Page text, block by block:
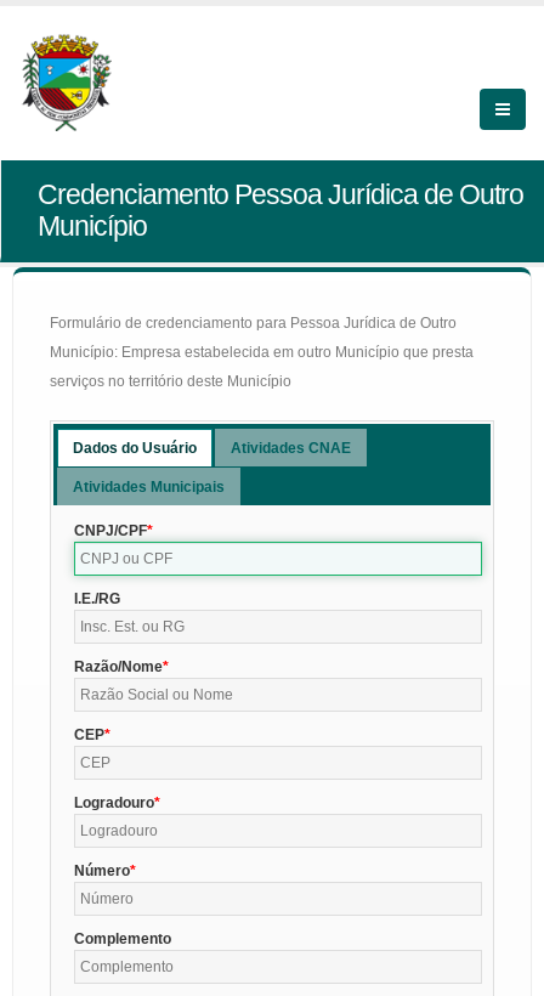
Credenciamento Pessoa Jurídica de Outro
Município
Formulário de credenciamento para Pessoa Jurídica de Outro
Município: Empresa estabelecida em outro Município que presta
serviços no território deste Município
Dados do Usuário Atividades CNAE
Atividades Municipais
CNPJ/CPF
I.E./RG
Razão/Nome
CEP
Logradouro
Número
Complemento